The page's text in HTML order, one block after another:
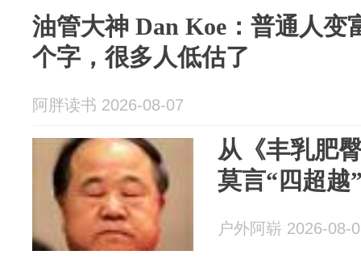
油管大神 Dan Koe：普通人变
个字，很多人低估了
阿胖读书 2026-08-07
从《丰乳肥
莫言“四超越
户外阿崭 2026-08-